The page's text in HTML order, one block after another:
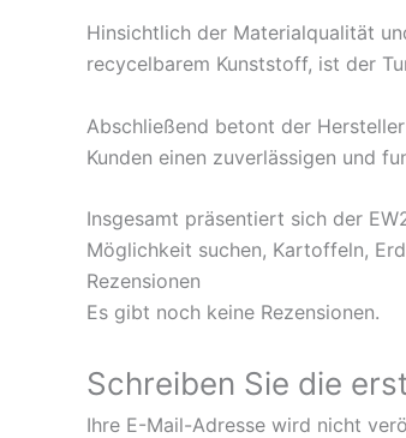
Hinsichtlich der Materialqualität
recycelbarem Kunststoff, ist der
Abschließend betont der
Kunden einen zuverlässigen und
Insgesamt präsentiert sich der
Möglichkeit suchen, Kartoffeln,
Rezensionen
Es gibt noch keine Rezensionen.
Schreiben Sie die
Ihre E-Mail-Adresse wird nicht